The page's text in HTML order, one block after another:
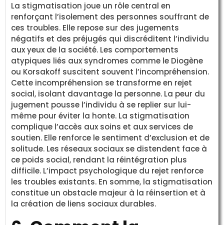
La stigmatisation joue un rôle central en
renforçant l’isolement des personnes souffrant de
ces troubles. Elle repose sur des jugements
négatifs et des préjugés qui discréditent l’individu
aux yeux de la société. Les comportements
atypiques liés aux syndromes comme le Diogène
ou Korsakoff suscitent souvent l’incompréhension.
Cette incompréhension se transforme en rejet
social, isolant davantage la personne. La peur du
jugement pousse l’individu à se replier sur lui-
même pour éviter la honte. La stigmatisation
complique l’accès aux soins et aux services de
soutien. Elle renforce le sentiment d’exclusion et de
solitude. Les réseaux sociaux se distendent face à
ce poids social, rendant la réintégration plus
difficile. L’impact psychologique du rejet renforce
les troubles existants. En somme, la stigmatisation
constitue un obstacle majeur à la réinsertion et à
la création de liens sociaux durables.